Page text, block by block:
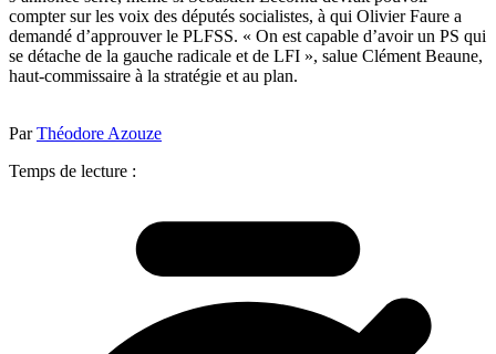
compter sur les voix des députés socialistes, à qui Olivier Faure a
demandé d’approuver le PLFSS. « On est capable d’avoir un PS qui
se détache de la gauche radicale et de LFI », salue Clément Beaune,
haut-commissaire à la stratégie et au plan.
ParThéodore Azouze
Temps de lecture :